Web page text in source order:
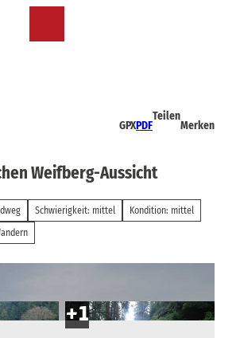
GPXPDF
Teilen
Merken
Weifberg-Aussicht
Schwierigkeit: mittel
Kondition: mittel